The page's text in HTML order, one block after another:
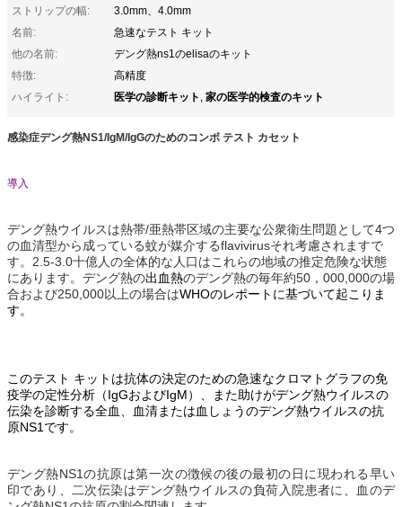
ストリップの幅:
3.0mm、4.0mm
名前:
急速なテスト キット
他の名前:
デング熱ns1のelisaのキット
特徴:
高精度
ハイライト:
医学の診断キット , 家の医学的検査のキット
感染症デング熱NS1/IgM/IgGのためのコンボ テスト カセット
導入
デング熱ウイルスは熱帯/亜熱帯区域の主要な公衆衛生問題として4つ
の血清型から成っている蚊が媒介するflavivirusそれ考慮されますで
す。2.5-3.0十億人の全体的な人口はこれらの地域の推定危険な状態
にあります。デング熱の出血熱のデング熱の毎年約50，000,000の場
合および250,000以上の場合はWHOのレポートに基づいて起こりま
す。
このテスト キットは抗体の決定のための急速なクロマトグラフの免
疫学の定性分析（IgGおよびIgM）、また助けがデング熱ウイルスの
伝染を診断する全血、血清または血しょうのデング熱ウイルスの抗
原NS1です。
デング熱NS1の抗原は第一次の徴候の後の最初の日に現われる早い
印であり、二次伝染はデング熱ウイルスの負荷入院患者に、血のデ